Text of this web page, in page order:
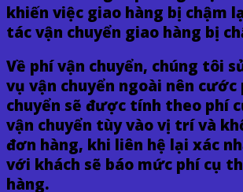
khiến việc giao hàng bị chậm
tác vận chuyển giao hàng bị
Về phí vận chuyển, chúng tôi
vụ vận chuyển ngoài nên cước
chuyển sẽ được tính theo phí
vận chuyển tùy vào vị trí và
đơn hàng, khi liên hệ lại xác
với khách sẽ báo mức phí cụ
hàng.